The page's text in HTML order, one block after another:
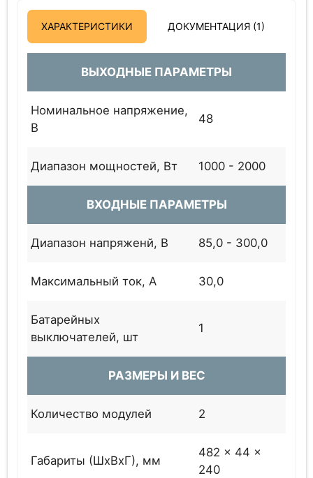
ЗАПРОС
ХАРАКТЕРИСТИКИ ДОКУМЕНТАЦИЯ (1)
ВЫХОДНЫЕ ПАРАМЕТРЫ
Номинальное напряжение,
В
48
Диапазон мощностей, Вт 1000 - 2000
ВХОДНЫЕ ПАРАМЕТРЫ
Диапазон напряженй, В 85,0 - 300,0
Максимальный ток, А 30,0
Батарейных
выключателей, шт
1
РАЗМЕРЫ И ВЕС
Количество модулей 2
Габариты (ШхВхГ), мм
482 x 44 x
240